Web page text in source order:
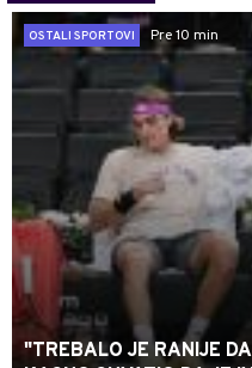
OSTALI SPORTOVI
Pre 10 min
"TREBALO JE RANIJE